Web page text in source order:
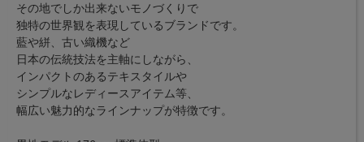
その地でしか出来ないモノづくりで
独特の世界観を表現しているブランドです。
藍や絣、古い織機など
日本の伝統技法を主軸にしながら、
インパクトのあるテキスタイルや
シンプルなレディースアイテム等、
幅広い魅力的なラインナップが特徴です。